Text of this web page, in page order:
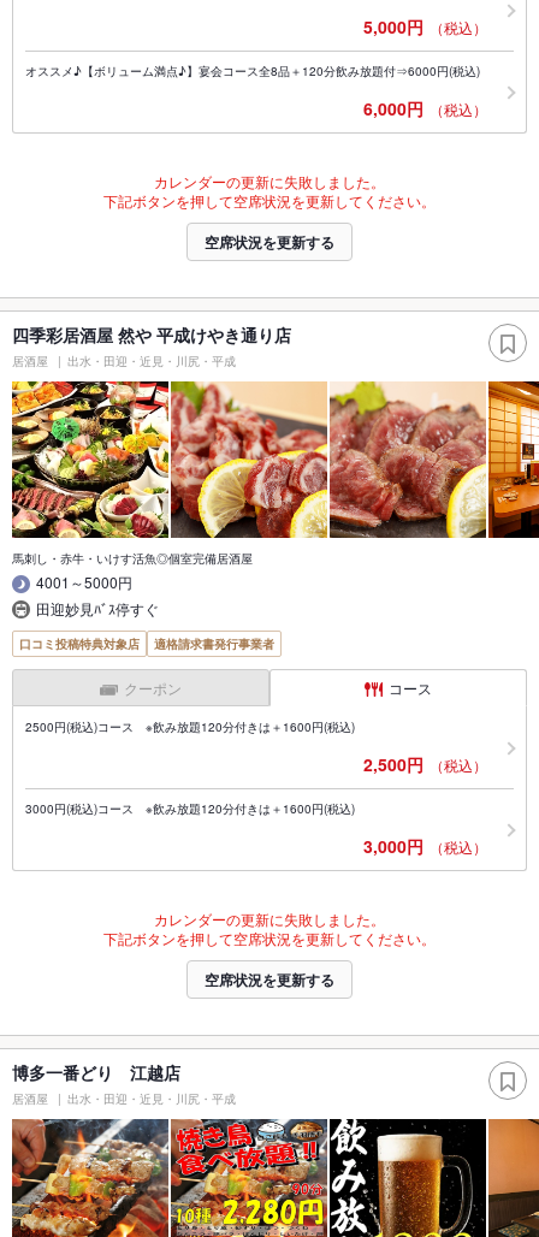
5,000円 （税込）
オススメ♪【ボリューム満点♪】宴会コース全8品＋120分飲み放題付⇒6000円(税込)
6,000円 （税込）
カレンダーの更新に失敗しました。
下記ボタンを押して空席状況を更新してください。
空席状況を更新する
四季彩居酒屋 然や 平成けやき通り店
居酒屋 出水・田迎・近見・川尻・平成
馬刺し・赤牛・いけす活魚◎個室完備居酒屋
4001～5000円
田迎妙見ﾊﾞｽ停すぐ
口コミ投稿特典対象店 適格請求書発行事業者
クーポン コース
2500円(税込)コース ※飲み放題120分付きは＋1600円(税込)
2,500円 （税込）
3000円(税込)コース ※飲み放題120分付きは＋1600円(税込)
3,000円 （税込）
カレンダーの更新に失敗しました。
下記ボタンを押して空席状況を更新してください。
空席状況を更新する
博多一番どり 江越店
居酒屋 出水・田迎・近見・川尻・平成